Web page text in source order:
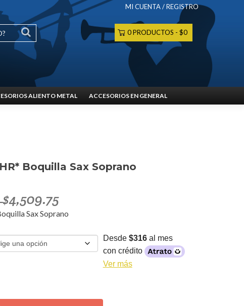
MI CUENTA / REGISTRO
0 PRODUCTOS $0
ALIENTO METAL ACCESORIOS EN GENERAL
Boquilla Sax Soprano
$4,509.75
Sax Soprano
Desde $316al mes
con crédito
Ver más